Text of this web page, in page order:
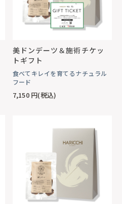
美ドンデーツ＆施術チケッ
トギフト
食べてキレイを育てるナチュラル
フード
7,150 円(税込)